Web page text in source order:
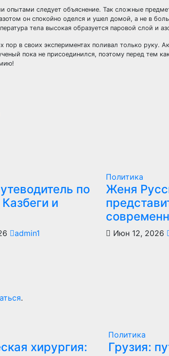
опытами следует объяснение. Так сложные
он спокойно оделся и ушел домой, а не в
тела высокая образуется паровой слой и
в своих экспериментах поливал только руку.
пока не присоединился, поэтому перед тем
по
и
admin1
Политика
Женя
Июн 12, 2026
.
хирургия:
Политика
Грузия: